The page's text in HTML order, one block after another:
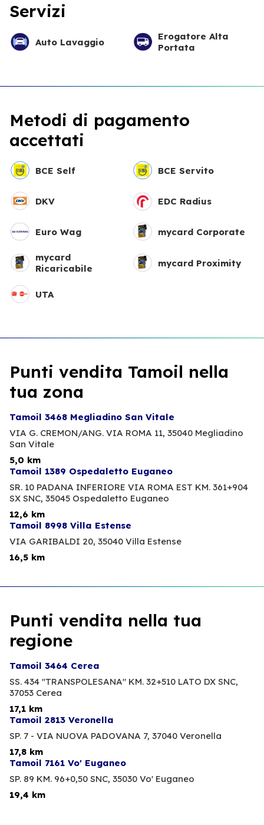
Servizi
Auto Lavaggio
Erogatore Alta
Portata
Metodi di pagamento
accettati
BCE Self BCE Servito
DKV EDC Radius
Euro Wag mycard Corporate
mycard
Ricaricabile
mycard Proximity
UTA
Punti vendita Tamoil nella
tua zona
Tamoil 3468 Megliadino San Vitale
VIA G. CREMON/ANG. VIA ROMA 11, 35040 Megliadino
San Vitale
5,0 km
Tamoil 1389 Ospedaletto Euganeo
SR. 10 PADANA INFERIORE VIA ROMA EST KM. 361+904
SX SNC, 35045 Ospedaletto Euganeo
12,6 km
Tamoil 8998 Villa Estense
VIA GARIBALDI 20, 35040 Villa Estense
16,5 km
Punti vendita nella tua
regione
Tamoil 3464 Cerea
SS. 434 "TRANSPOLESANA" KM. 32+510 LATO DX SNC,
37053 Cerea
17,1 km
Tamoil 2813 Veronella
SP. 7 - VIA NUOVA PADOVANA 7, 37040 Veronella
17,8 km
Tamoil 7161 Vo' Euganeo
SP. 89 KM. 96+0,50 SNC, 35030 Vo' Euganeo
19,4 km